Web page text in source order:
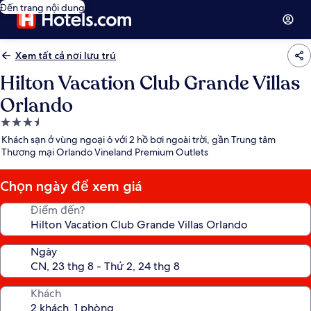
Đến trang nội dung
Xem tất cả nơi lưu trú
Hilton Vacation Club Grande Villas
Orlando
Nơi
lưu
trú
3.5
sao
Khách sạn ở vùng ngoại ô với 2 hồ bơi ngoài trời, gần Trung tâm
Thương mại Orlando Vineland Premium Outlets
Chọn ngày để xem giá
Điểm đến?
Ngày
Khách